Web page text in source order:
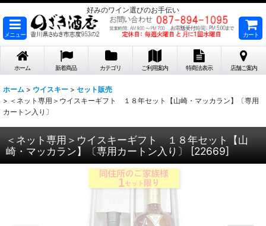
好みのワイン選びのお手伝い
メニュー カート
ホーム 新着商品 カテゴリ ご利用案内 特商法表示 店舗ご案内
ホーム > ウイスキー > セット販売
> ＜ネット専用＞ウイスキーギフト １８年セット【山崎・マッカラン】〔専用
カートン入り〕
＜ネット専用＞ウイスキーギフト １８年セット【山
崎・マッカラン】〔専用カートン入り〕
[22669]